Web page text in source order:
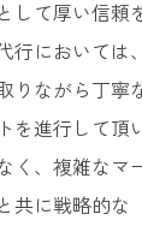
して厚い信頼
行においては
りながら丁寧
を進行して頂
く、複雑なマ
共に戦略的な